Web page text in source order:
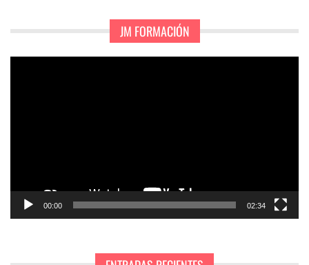
JM FORMACIÓN
00:00 02:34